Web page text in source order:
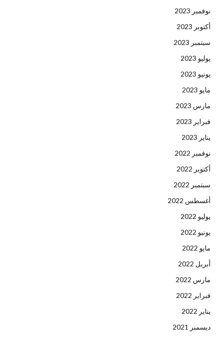
نوفمبر 2023
أكتوبر 2023
سبتمبر 2023
يوليو 2023
يونيو 2023
مايو 2023
مارس 2023
فبراير 2023
يناير 2023
نوفمبر 2022
أكتوبر 2022
سبتمبر 2022
أغسطس 2022
يوليو 2022
يونيو 2022
مايو 2022
أبريل 2022
مارس 2022
فبراير 2022
يناير 2022
ديسمبر 2021